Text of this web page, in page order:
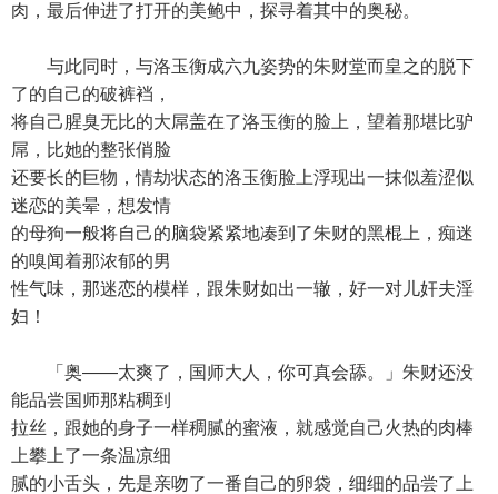
肉，最后伸进了打开的美鲍中，探寻着其中的奥秘。
与此同时，与洛玉衡成六九姿势的朱财堂而皇之的脱下
了的自己的破裤裆，
将自己腥臭无比的大屌盖在了洛玉衡的脸上，望着那堪比驴
屌，比她的整张俏脸
还要长的巨物，情劫状态的洛玉衡脸上浮现出一抹似羞涩似
迷恋的美晕，想发情
的母狗一般将自己的脑袋紧紧地凑到了朱财的黑棍上，痴迷
的嗅闻着那浓郁的男
性气味，那迷恋的模样，跟朱财如出一辙，好一对儿奸夫淫
妇！
「奥——太爽了，国师大人，你可真会舔。」朱财还没
能品尝国师那粘稠到
拉丝，跟她的身子一样稠腻的蜜液，就感觉自己火热的肉棒
上攀上了一条温凉细
腻的小舌头，先是亲吻了一番自己的卵袋，细细的品尝了上